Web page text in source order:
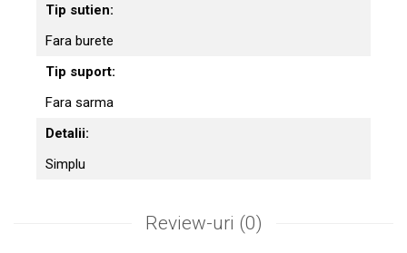
Tip sutien:
Fara burete
Tip suport:
Fara sarma
Detalii:
Simplu
Review-uri (0)